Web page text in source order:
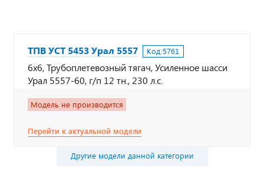
ТПВ УСТ 5453 Урал 5557 Код:5761
6х6, Трубоплетевозный тягач, Усиленное шасси
Урал 5557-60, г/п 12 тн., 230 л.с.
Модель не производится
Перейти к актуальной модели
Другие модели данной категории